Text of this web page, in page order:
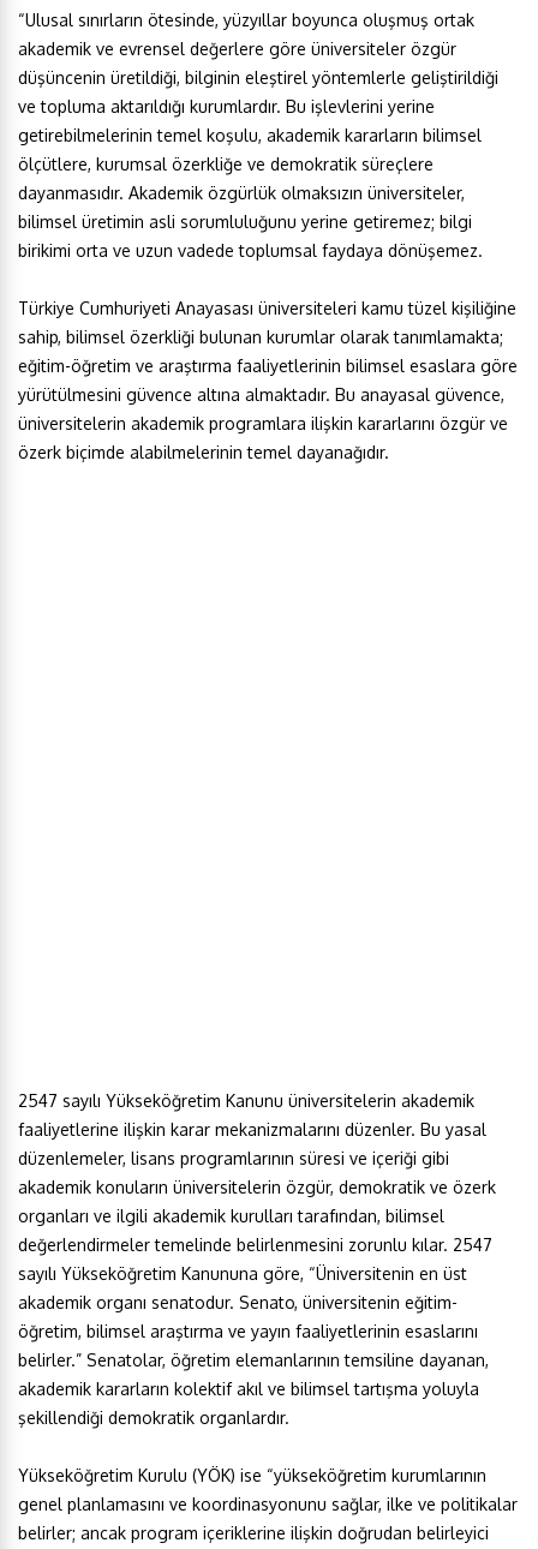
“Ulusal sınırların ötesinde, yüzyıllar boyunca oluşmuş ortak
akademik ve evrensel değerlere göre üniversiteler özgür
düşüncenin üretildiği, bilginin eleştirel yöntemlerle geliştirildiği
ve topluma aktarıldığı kurumlardır. Bu işlevlerini yerine
getirebilmelerinin temel koşulu, akademik kararların bilimsel
ölçütlere, kurumsal özerkliğe ve demokratik süreçlere
dayanmasıdır. Akademik özgürlük olmaksızın üniversiteler,
bilimsel üretimin asli sorumluluğunu yerine getiremez; bilgi
birikimi orta ve uzun vadede toplumsal faydaya dönüşemez.
Türkiye Cumhuriyeti Anayasası üniversiteleri kamu tüzel kişiliğine
sahip, bilimsel özerkliği bulunan kurumlar olarak tanımlamakta;
eğitim-öğretim ve araştırma faaliyetlerinin bilimsel esaslara göre
yürütülmesini güvence altına almaktadır. Bu anayasal güvence,
üniversitelerin akademik programlara ilişkin kararlarını özgür ve
özerk biçimde alabilmelerinin temel dayanağıdır.
2547 sayılı Yükseköğretim Kanunu üniversitelerin akademik
faaliyetlerine ilişkin karar mekanizmalarını düzenler. Bu yasal
düzenlemeler, lisans programlarının süresi ve içeriği gibi
akademik konuların üniversitelerin özgür, demokratik ve özerk
organları ve ilgili akademik kurulları tarafından, bilimsel
değerlendirmeler temelinde belirlenmesini zorunlu kılar. 2547
sayılı Yükseköğretim Kanununa göre, “Üniversitenin en üst
akademik organı senatodur. Senato, üniversitenin eğitim-
öğretim, bilimsel araştırma ve yayın faaliyetlerinin esaslarını
belirler.” Senatolar, öğretim elemanlarının temsiline dayanan,
akademik kararların kolektif akıl ve bilimsel tartışma yoluyla
şekillendiği demokratik organlardır.
Yükseköğretim Kurulu (YÖK) ise “yükseköğretim kurumlarının
genel planlamasını ve koordinasyonunu sağlar, ilke ve politikalar
belirler; ancak program içeriklerine ilişkin doğrudan belirleyici